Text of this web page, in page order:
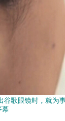
歌眼镜时，就为事
幕